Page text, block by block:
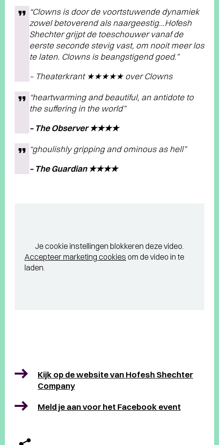
“Clowns is door de voortstuwende dynamiek
zowel betoverend als naargeestig…Hofesh
Shechter grijpt de toeschouwer vanaf de
eerste seconde stevig vast, om nooit meer los
te laten. Clowns is beangstigend goed.”
– Theaterkrant ★★★★★ overClowns
“heartwarming and beautiful, an antidote to
the suffering in the world”
– The Observer ★★★★
“ghoulishly gripping and ominous as hell”
– The Guardian ★★★★
Je cookie instellingen blokkeren deze video.
Accepteer marketing cookies om de video in te
laden.
Kijk op de website van Hofesh Shechter
Company
Meld je aan voor het Facebook event